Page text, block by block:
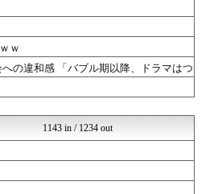
ｗ
の違和感 「バブル期以降、ドラマはつ
1143 in / 1234 out